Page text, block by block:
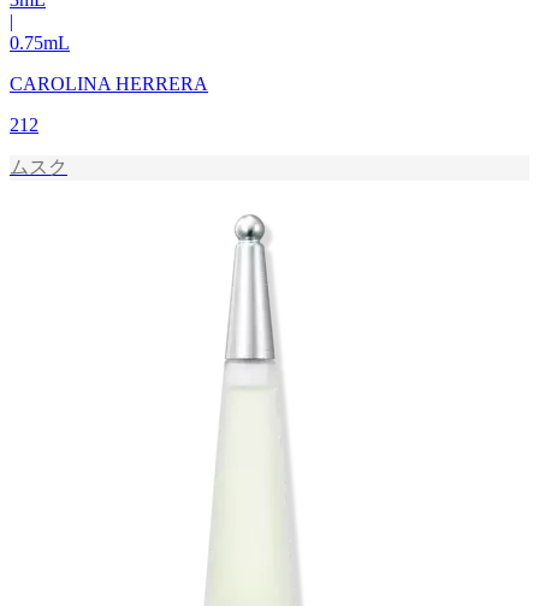
|
0.75mL
CAROLINA HERRERA
212
ムスク